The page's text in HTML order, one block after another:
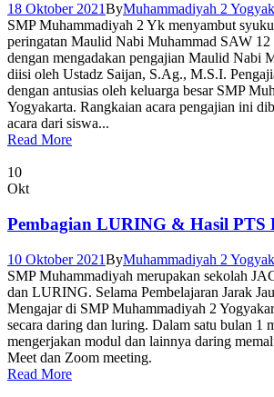
18 Oktober 2021ByMuhammadiyah 2
SMP Muhammadiyah 2 Yk menyambut
peringatan Maulid Nabi Muhammad SAW
dengan mengadakan pengajian Maulid Nabi
diisi oleh Ustadz Saijan, S.Ag., M.S.I.
dengan antusias oleh keluarga besar SMP
Yogyakarta. Rangkaian acara pengajian ini
acara dari siswa...
Read More
10
Okt
Pembagian LURING & Hasil PTS
10 Oktober 2021ByMuhammadiyah 2
SMP Muhammadiyah merupakan sekolah
dan LURING. Selama Pembelajaran Jarak
Mengajar di SMP Muhammadiyah 2
secara daring dan luring. Dalam satu bulan 1
mengerjakan modul dan lainnya daring
Meet dan Zoom meeting.
Read More